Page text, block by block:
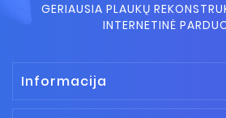
GERIAUSIA PLAUKŲ
INTERNETINĖ
Informacija